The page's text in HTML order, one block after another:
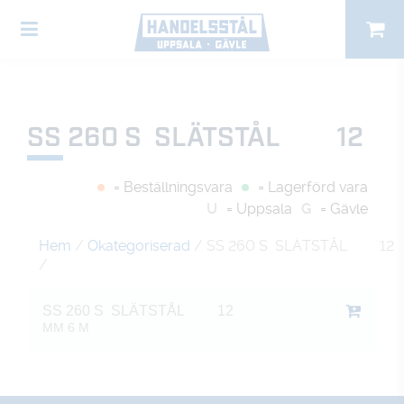
SS 260 S SLÄTSTÅL 12
= Beställningsvara
= Lagerförd vara
U
= Uppsala G = Gävle
Hem / Okategoriserad / SS 260 S SLÄTSTÅL 12
/
SS 260 S SLÄTSTÅL 12
MM 6 M